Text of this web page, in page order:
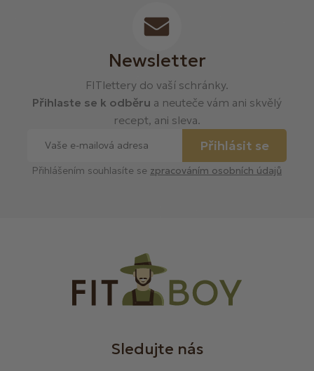
Newsletter
FITlettery do vaší schránky.
Přihlaste se k odběru a neuteče vám ani skvělý
recept, ani sleva.
Přihlásit se
Přihlášením souhlasíte se zpracováním osobních údajů
Sledujte nás